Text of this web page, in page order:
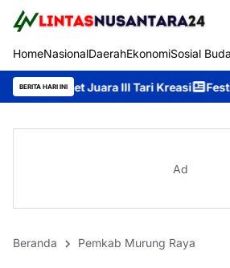
HomeNasionalDaerahEkonomiSosial
BERITA HARI INI
III Tari Kreasi Festival Tira Tangka
Ad
Beranda Pemkab Murung Raya